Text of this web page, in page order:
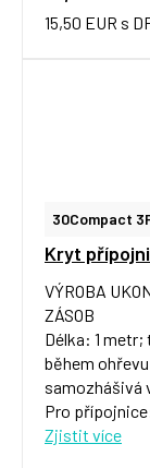
15,50 EUR s
30Compact
Kryt
VÝROBA
ZÁSOB
Délka: 1
během
samozhášivá
Pro
Zjistit více